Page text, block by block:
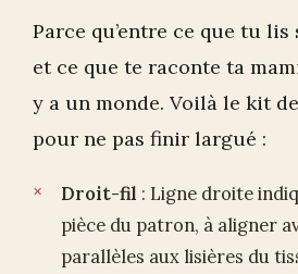
Parce qu’entre ce que tu
et ce que te raconte ta
y a un monde. Voilà le kit
pour ne pas finir largué :
Droit-fil : Ligne droite
pièce du patron, à aligner
parallèles aux lisières du